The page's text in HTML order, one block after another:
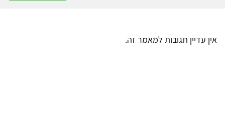
אין עדיין תגובות למאמר זה.